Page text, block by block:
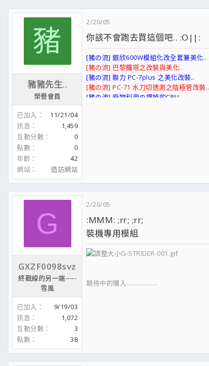
豬
豬豬先生..
榮譽會員
已加入
11/21/04
訊息
1,459
互動分數
0
點數
0
年齡
42
網站
造訪網站
2/20/05
你該不會跑去買這個吧.. :O||:
[豬の流] 銀欣600W模組化改全套兼美化..
[豬の流] 巴黎鐵塔之改裝與美化..
[豬の流] 聯力 PC-7plus 之美化改裝..
[豬の流] PC-71 水刀切透測之陰極管改裝..
[豬の流] 廢物利用の壞掉的CPU..
G
GXZF0098svz
終戰線的另一端-----
雪風
已加入
9/19/03
訊息
1,072
互動分數
3
點數
38
2/20/05
:MMM: ;rr; ;rr;
裝機專用模組
期待中的購入..................